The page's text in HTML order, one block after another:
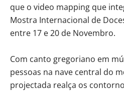
que o video mapping que
Mostra Internacional de
entre 17 e 20 de Novembro.
Com canto gregoriano em
pessoas na nave central do
projectada realça os